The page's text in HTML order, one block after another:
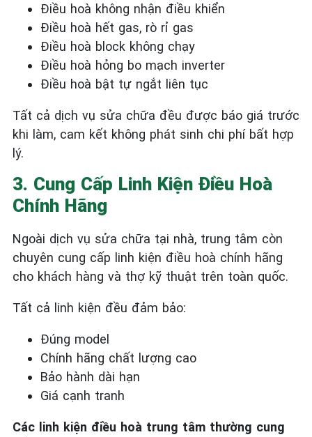
Điều hoà không nhận điều khiển
Điều hoà hết gas, rò rỉ gas
Điều hoà block không chạy
Điều hoà hỏng bo mạch inverter
Điều hoà bật tự ngắt liên tục
Tất cả dịch vụ sửa chữa đều được báo giá trước
khi làm, cam kết không phát sinh chi phí bất hợp
lý.
3. Cung Cấp Linh Kiện Điều Hoà
Chính Hãng
Ngoài dịch vụ sửa chữa tại nhà, trung tâm còn
chuyên cung cấp linh kiện điều hoà chính hãng
cho khách hàng và thợ kỹ thuật trên toàn quốc.
Tất cả linh kiện đều đảm bảo:
Đúng model
Chính hãng chất lượng cao
Bảo hành dài hạn
Giá cạnh tranh
Các linh kiện điều hoà trung tâm thường cung